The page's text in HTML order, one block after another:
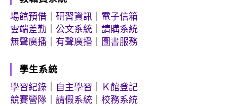
場館預借
研習資訊
電子信箱
雲端差勤
公文系統
請購系統
無聲廣播
有聲廣播 圖書服務
學生系統
學習紀錄
自主學習
Ｋ館登記
競賽營隊
請假系統 校務系統